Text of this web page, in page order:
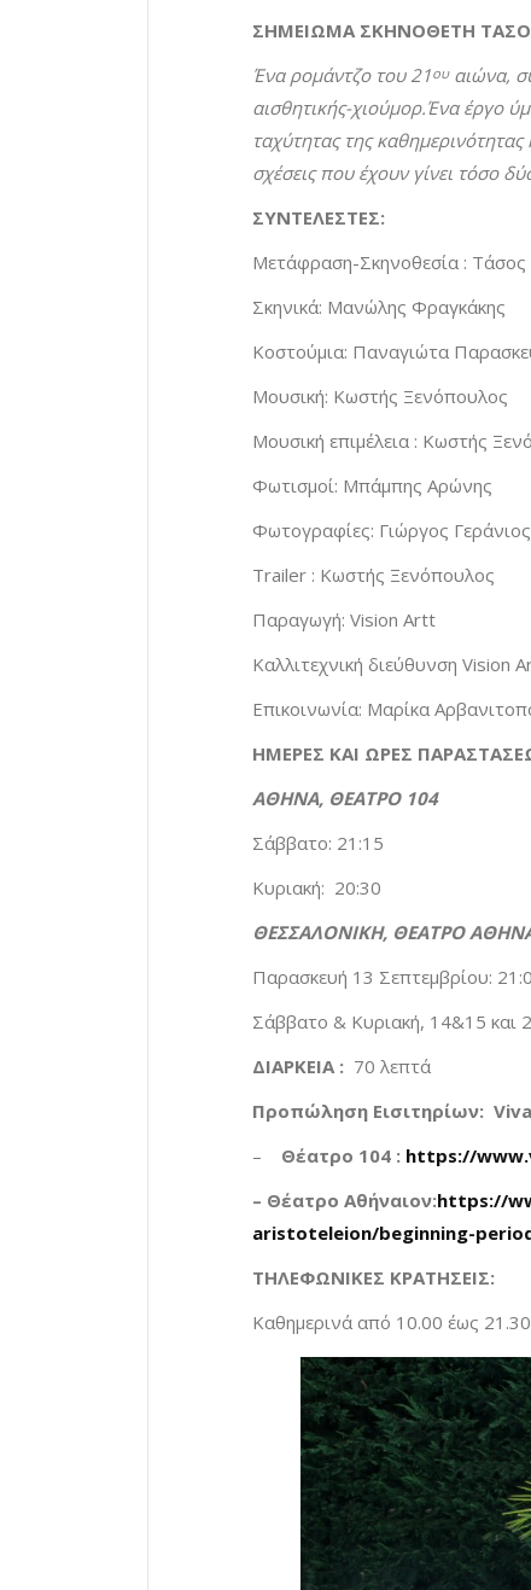
ΣΗΜΕΙΩΜΑ ΣΚΗΝΟΘΕΤΗ
Ένα ρομάντζο του 21ουαιώνα,
αισθητικής-χιούμορ.Ένα έργο
ταχύτητας της
σχέσεις που έχουν γίνει τόσο
ΣΥΝΤΕΛΕΣΤΕΣ:
Μετάφραση-Σκηνοθεσία : Τάσος
Σκηνικά: Μανώλης Φραγκάκης
Κοστούμια: Παναγιώτα
Μουσική: Κωστής Ξενόπουλος
Μουσική επιμέλεια : Κωστής
Φωτισμοί: Μπάμπης Αρώνης
Φωτογραφίες: Γιώργος Γεράνιος
Trailer : Κωστής Ξενόπουλος
Παραγωγή: Vision Artt
Καλλιτεχνική διεύθυνση
Επικοινωνία: Μαρίκα
ΗΜΕΡΕΣ ΚΑΙ ΩΡΕΣ
ΑΘΗΝΑ, ΘΕΑΤΡΟ 104
Σάββατο: 21:15
Κυριακή: 20:30
ΘΕΣΣΑΛΟΝΙΚΗ, ΘΕΑΤΡΟ
Παρασκευή 13 Σεπτεμβρίου:
Σάββατο & Κυριακή, 14&15 και
ΔΙΑΡΚΕΙΑ : 70 λεπτά
Προπώληση Εισιτηρίων:
– Θέατρο 104 : https://
– Θέατρο Αθήναιον:https://
aristoteleion/beginning-
ΤΗΛΕΦΩΝΙΚΕΣ ΚΡΑΤΗΣΕΙΣ:
Καθημερινά από 10.00 έως